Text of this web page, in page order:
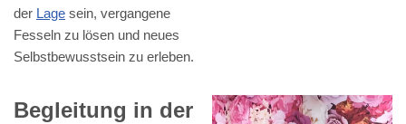
der Lage sein, vergangene
Fesseln zu lösen und neues
Selbstbewusstsein zu erleben.
Begleitung in der